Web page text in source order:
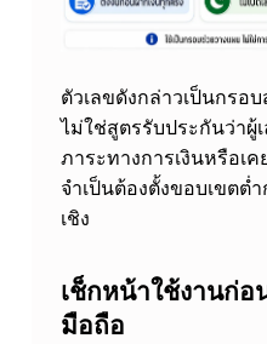
ตัวเลขดังกล่าวเป็นกรอ
ไม่ใช่สูตรรับประกันว่า
ภาระทางการเงินหรือเ
จำเป็นต้องตั้งขอบเขตต่
เชิง
เช็กหน้าใช้งานก่
มือถือ